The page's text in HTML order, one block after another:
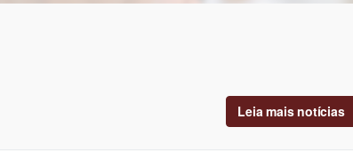
Leia mais notícias